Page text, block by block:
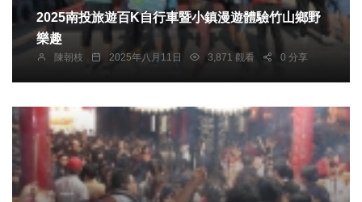
2025南投旅遊百K自行車暨小鎮漫遊體驗竹山鄉野
樂趣
陳朝枝 2025年八月11日 3,871 觀看 0 分享